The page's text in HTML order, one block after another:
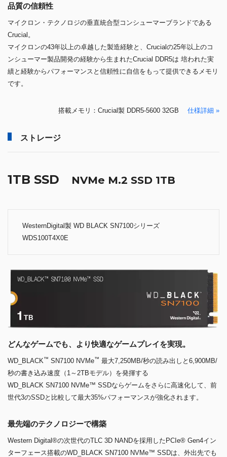
品質の信頼性
マイクロン・テクノロジの垂直統合型コンシューマーブランドである
Crucial。
マイクロンの43年以上の卓越した製造経験と、Crucialの25年以上のコ
ンシューマー製品開発の経験から生まれたCrucial DDR5は 培われた実
績と経験からパフォーマンスと信頼性に自信をもって提供できるメモリ
です。
搭載メモリ：Crucial製 DDR5-5600 32GB 仕様詳細 »
ストレージ
1TB SSD NVMe M.2 SSD 1TB
WesternDigital製 WD BLACK SN7100シリーズ
WDS100T4X0E
どんなゲームでも、より快適なゲームプレイを実現。
WD_BLACK™ SN7100 NVMe™ 最大7,250MB/秒の読み出しと6,900MB/
秒の書き込み速度（1～2TBモデル）を発揮する
WD_BLACK SN7100 NVMe™ SSDならゲームをさらに高速化して、前
世代3のSSDと比較して最大35%パフォーマンスが強化されます。
最先端のテクノロジーで構築
Western Digital®の次世代のTLC 3D NANDを採用したPCIe® Gen4イン
ターフェース搭載のWD_BLACK SN7100 NVMe™ SSDは、外出先でも